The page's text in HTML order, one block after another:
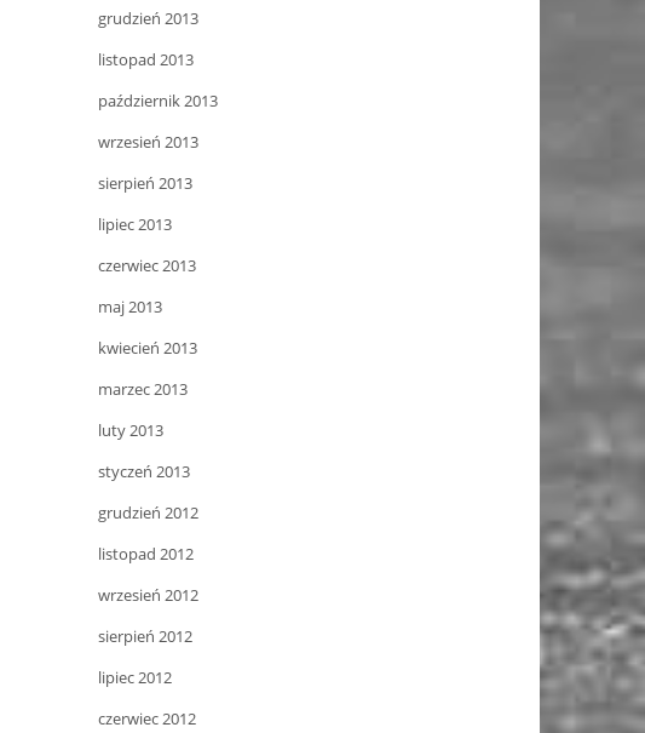
grudzień 2013
listopad 2013
październik 2013
wrzesień 2013
sierpień 2013
lipiec 2013
czerwiec 2013
maj 2013
kwiecień 2013
marzec 2013
luty 2013
styczeń 2013
grudzień 2012
listopad 2012
wrzesień 2012
sierpień 2012
lipiec 2012
czerwiec 2012